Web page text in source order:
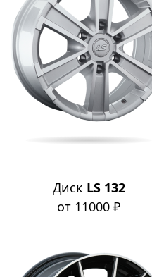
Диск LS 132
от 11000 ₽